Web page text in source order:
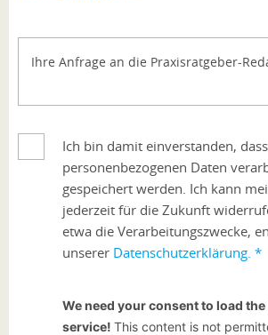
Ihre Anfrage an die Praxisratgeber-
Ich bin damit einverstanden,
personenbezogenen Daten
gespeichert werden. Ich kann
jederzeit für die Zukunft
etwa die Verarbeitungszwecke,
unserer Datenschutzerklärung. *
We need your consent to load the
service! This content is not